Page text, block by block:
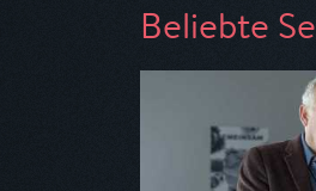
Beliebte